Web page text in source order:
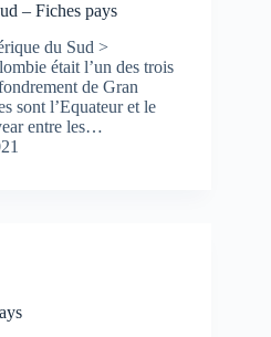
– Fiches pays
du Sud >
était l’un des trois
de Gran
sont l’Equateur et le
entre les…